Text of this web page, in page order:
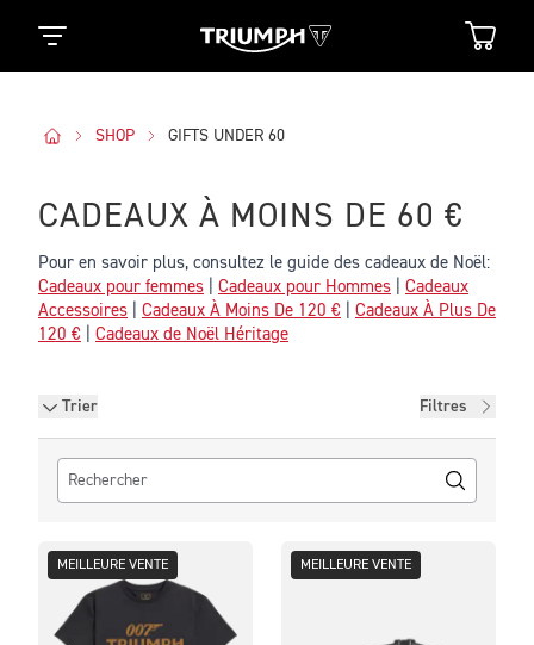
SHOP GIFTS UNDER 60
CADEAUX À MOINS DE 60 €
Pour en savoir plus, consultez le guide des cadeaux de Noël:
Cadeaux pour femmes
Cadeaux pour Hommes
Cadeaux
Accessoires
Cadeaux À Moins De 120 €
Cadeaux À Plus De
120 €
Cadeaux de Noël Héritage
Trier Filtres
Filtres
MEILLEURE VENTE MEILLEURE VENTE